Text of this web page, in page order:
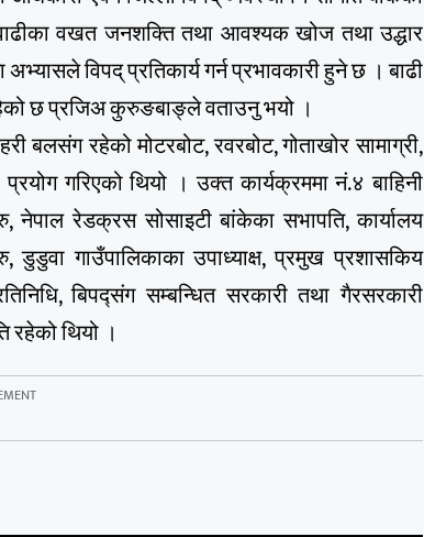
वखत जनशक्ति तथा आवश्यक खोज तथा उद्धार
विपद् प्रतिकार्य गर्न प्रभावकारी हुने छ । बाढी
छ प्रजिअ कुरुङबाङ्ले वताउनु भयो ।
बलसंग रहेको मोटरबोट, रवरबोट, गोताखोर सामाग्री,
गरिएको थियो । उक्त कार्यक्रममा नं.४ बाहिनी
नेपाल रेडक्रस सोसाइटी बांकेका सभापति, कार्यालय
गाउँपालिकाका उपाध्याक्ष, प्रमुख प्रशासकिय
बिपद्संग सम्बन्धित सरकारी तथा गैरसरकारी
रहेको थियो ।